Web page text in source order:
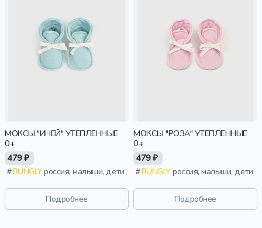
МОКСЫ "ИНЕЙ" УТЕПЛЕННЫЕ
0+
479 ₽
BUNGLYроссия, малыши, дети
Подробнее
МОКСЫ "РОЗА" УТЕПЛЕННЫЕ
0+
479 ₽
BUNGLYроссия, малыши, дети
Подробнее